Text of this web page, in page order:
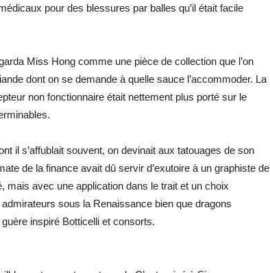
pour des blessures par balles qu’il était facile
Miss Hong comme une pièce de collection que l’on
dont on se demande à quelle sauce l’accommoder. La
non fonctionnaire était nettement plus porté sur le
il s’affublait souvent, on devinait aux tatouages de son
de la finance avait dû servir d’exutoire à un graphiste de
mais avec une application dans le trait et un choix
sous la Renaissance bien que dragons
inspiré Botticelli et consorts.